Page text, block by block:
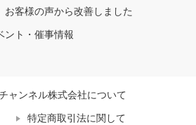
お客様の声から改善しました
ント・催事情報
ャンネル株式会社について
特定商取引法に関して